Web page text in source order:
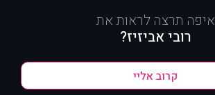
איפה תרצה לראות את
רובי אביזיז?